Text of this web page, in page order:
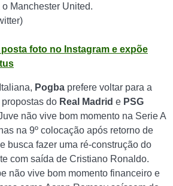
Manchester United.
foto no Instagram e expõe
Pogba prefere voltar para a
do Real Madrid e PSG
não vive bom momento na Serie A
na 9º colocação após retorno de
busca fazer uma ré-construção do
com saída de Cristiano Ronaldo.
não vive bom momento financeiro e